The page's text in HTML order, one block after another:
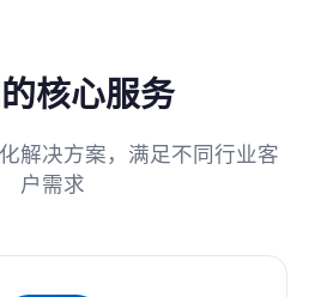
核心服务
解决方案，满足不同行业客
户需求